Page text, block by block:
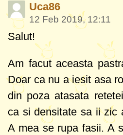
Uca86
12 Feb 2019, 12:11
Salut!
Am facut aceasta
Doar ca nu a iesit asa
din poza atasata
ca si densitate sa ii zic
A mea se rupa fasii. A